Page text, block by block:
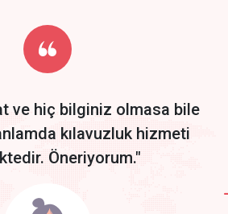
30 days free trial no credit card
required.
ve hiç bilginiz olmasa bile
kılavuzluk hizmeti
Öneriyorum."